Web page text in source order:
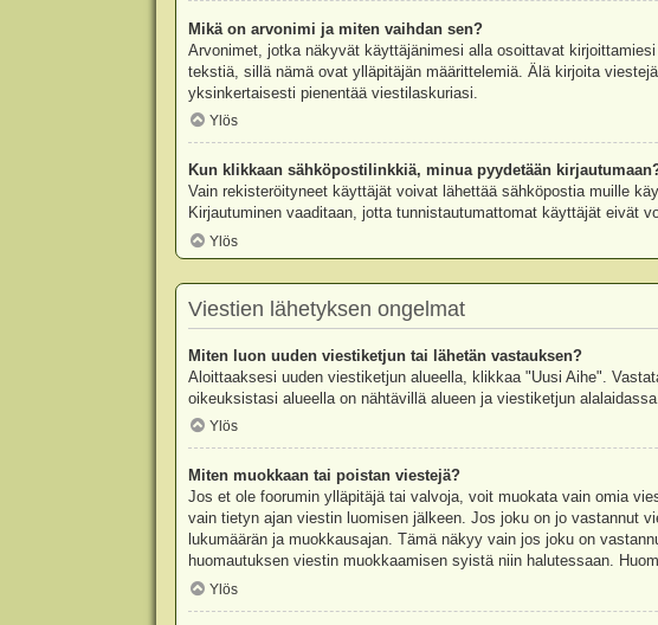
Mikä on arvonimi ja miten vaihdan sen?
Arvonimet, jotka näkyvät käyttäjänimesi alla osoittavat
tekstiä, sillä nämä ovat ylläpitäjän määrittelemiä. Älä kirjoita
yksinkertaisesti pienentää viestilaskuriasi.
Ylös
Kun klikkaan sähköpostilinkkiä, minua pyydetään
Vain rekisteröityneet käyttäjät voivat lähettää sähköpostia muille
Kirjautuminen vaaditaan, jotta tunnistautumattomat käyttäjät eivät
Ylös
Viestien lähetyksen ongelmat
Miten luon uuden viestiketjun tai lähetän vastauksen?
Aloittaaksesi uuden viestiketjun alueella, klikkaa "Uusi Aihe".
oikeuksistasi alueella on nähtävillä alueen ja viestiketjun
Ylös
Miten muokkaan tai poistan viestejä?
Jos et ole foorumin ylläpitäjä tai valvoja, voit muokata vain omia
vain tietyn ajan viestin luomisen jälkeen. Jos joku on jo vastannut
lukumäärän ja muokkausajan. Tämä näkyy vain jos joku on
huomautuksen viestin muokkaamisen syistä niin halutessaan.
Ylös